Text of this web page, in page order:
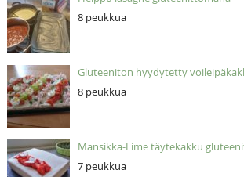
8 peukkua
Gluteeniton hyydytetty
8 peukkua
Mansikka-Lime täytekakku
7 peukkua